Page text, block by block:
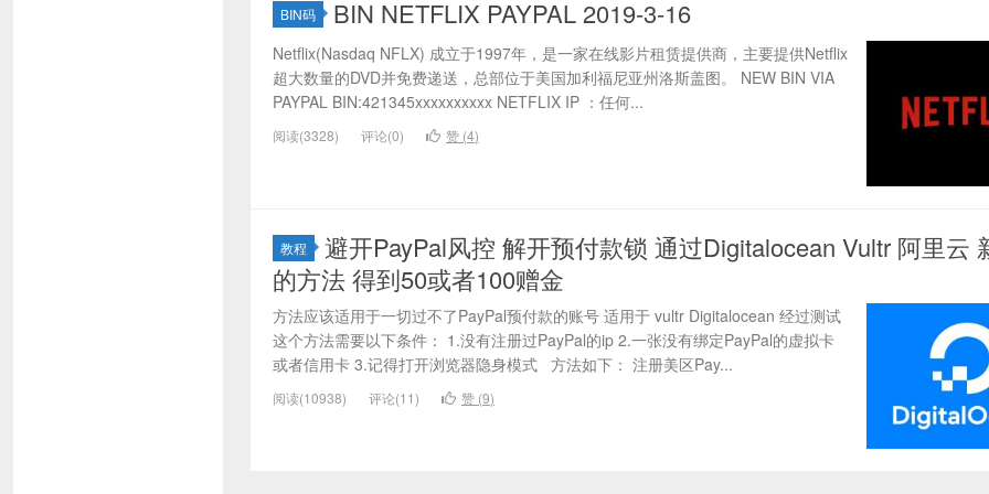
BIN码 BIN NETFLIX PAYPAL 2019-3-16
Netflix(Nasdaq NFLX) 成立于1997年，是一家在线影片租赁提供商，主要提供Netflix
超大数量的DVD并免费递送，总部位于美国加利福尼亚州洛斯盖图。 NEW BIN VIA
PAYPAL BIN:421345xxxxxxxxxx NETFLIX IP ：任何...
阅读(3328) 评论(0) 赞 (4)
教程
避开PayPal风控 解开预付款锁 通过Digitalocean Vultr 阿里云
的方法 得到50或者100赠金
方法应该适用于一切过不了PayPal预付款的账号 适用于 vultr Digitalocean 经过测试
这个方法需要以下条件： 1.没有注册过PayPal的ip 2.一张没有绑定PayPal的虚拟卡
或者信用卡 3.记得打开浏览器隐身模式 方法如下： 注册美区Pay...
阅读(10938) 评论(11) 赞 (9)